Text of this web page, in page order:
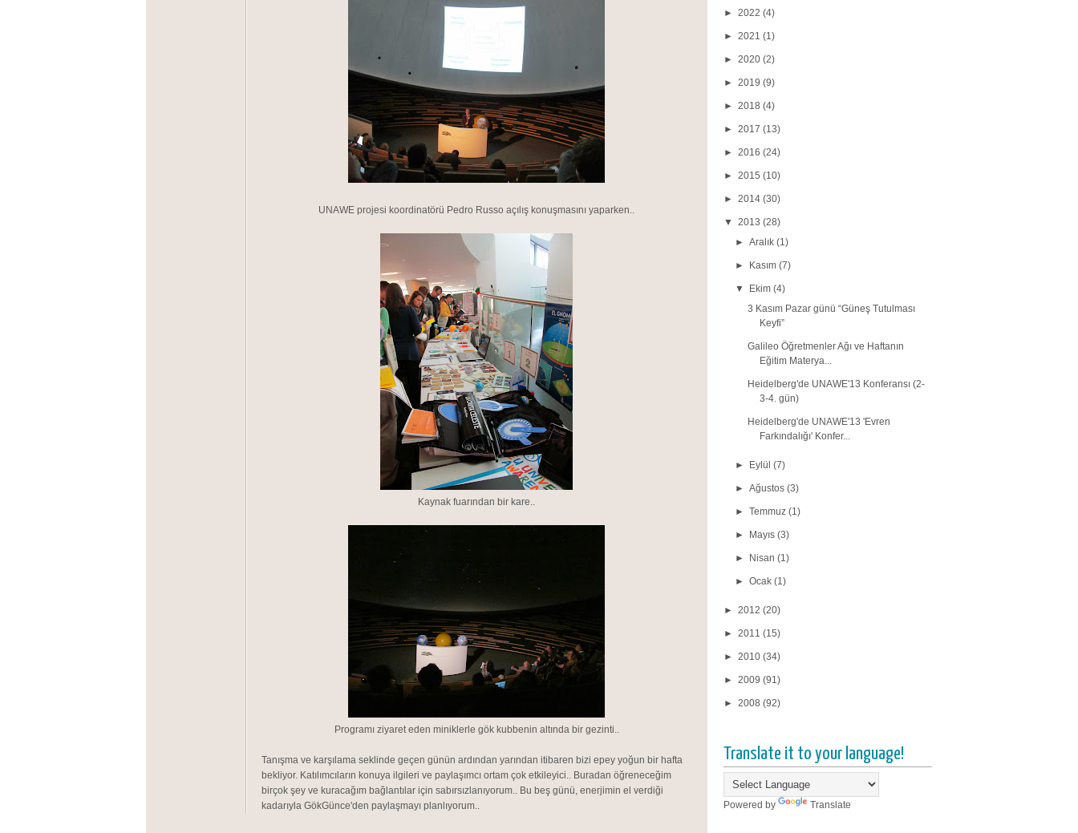
UNAWE projesi koordinatörü Pedro Russo açılış konuşmasını yaparken..
Kaynak fuarından bir kare..
Programı ziyaret eden miniklerle gök kubbenin altında bir gezinti..
Tanışma ve karşılama seklinde geçen günün ardından yarından itibaren bizi epey yoğun bir hafta
bekliyor. Katılımcıların konuya ilgileri ve paylaşımcı ortam çok etkileyici.. Buradan öğreneceğim
birçok şey ve kuracağım bağlantılar için sabırsızlanıyorum.. Bu beş günü, enerjimin el verdiği
kadarıyla GökGünce'den paylaşmayı planlıyorum..
► 2022 (4)
► 2021 (1)
► 2020 (2)
► 2019 (9)
► 2018 (4)
► 2017 (13)
► 2016 (24)
► 2015 (10)
► 2014 (30)
▼ 2013 (28)
►Aralık(1)
► Kasım(7)
▼ Ekim(4)
3 Kasım Pazar günü “Güneş Tutulması
Keyfi”
Galileo Öğretmenler Ağı ve Haftanın
Eğitim Materya...
Heidelberg'de UNAWE'13 Konferansı (2-
3-4. gün)
Heidelberg'de UNAWE'13 'Evren
Farkındalığı' Konfer...
► Eylül(7)
►Ağustos(3)
►Temmuz(1)
► Mayıs(3)
► Nisan(1)
►Ocak(1)
► 2012 (20)
► 2011 (15)
► 2010 (34)
► 2009 (91)
► 2008 (92)
Translate it to your language!
Powered by Translate